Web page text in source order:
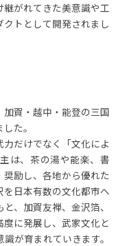
がれてきた美意識や工
トとして開発されまし
賀・越中・能登の三国
た。
だけでなく「文化によ
は、茶の湯や能楽、書
励し、各地から優れた
日本有数の文化都市へ
、加賀友禅、金沢箔、
に発展し、武家文化と
が育まれていきます。